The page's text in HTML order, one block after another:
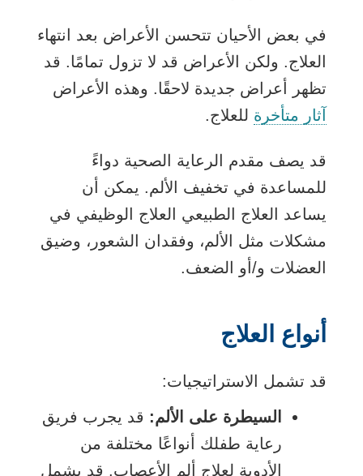
في بعض الأحيان تتحسن الأعراض بعد انتهاء
العلاج. ولكن الأعراض قد لا تزول تمامًا. قد
تظهر أعراض جديدة لاحقًا. وهذه الأعراض
آثار متأخرة للعلاج.
قد يصف مقدم الرعاية الصحية دواءً
للمساعدة في تخفيف الألم. يمكن أن
يساعد العلاج الطبيعي العلاج الوظيفي في
مشكلات مثل الألم، وفقدان الشعور، وضيق
العضلات و/أو الضعف.
أنواع العلاج
قد تشمل الاستراتيجيات:
السيطرة على الألم: قد يجرب فريق
رعاية طفلك أنواعًا مختلفة من
الأدوية لعلاج ألم الأعصاب. قد يشمل